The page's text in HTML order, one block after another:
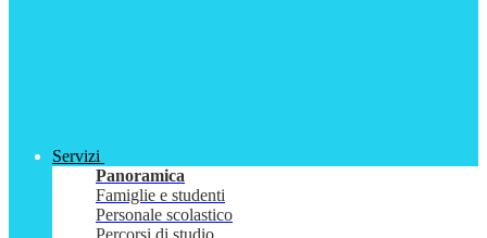
Servizi
Panoramica
Famiglie e studenti
Personale scolastico